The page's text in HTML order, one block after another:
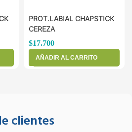
PROT.LABIAL CHAPSTICK
CEREZA
$17.700
AÑADIR AL CARRITO
clientes